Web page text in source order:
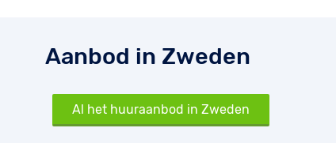
Aanbod in Zweden
Al het huuraanbod in Zweden